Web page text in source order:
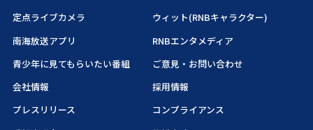
定点ライブカメラ
ウィット(RNBキャラクター)
南海放送アプリ
RNBエンタメディア
青少年に見てもらいたい番組
ご意見・お問い合わせ
会社情報
採用情報
プレスリリース
コンプライアンス